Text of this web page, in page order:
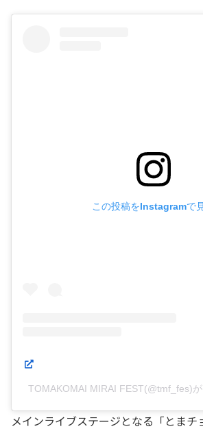
この投稿をInstagramで
TOMAKOMAI MIRAI FEST(@tmf_fes)
メインライブステージとなる「とまチ